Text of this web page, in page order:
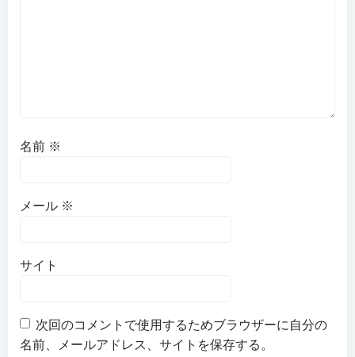
名前 ※
メール ※
サイト
次回のコメントで使用するためブラウザーに自分の
名前、メールアドレス、サイトを保存する。